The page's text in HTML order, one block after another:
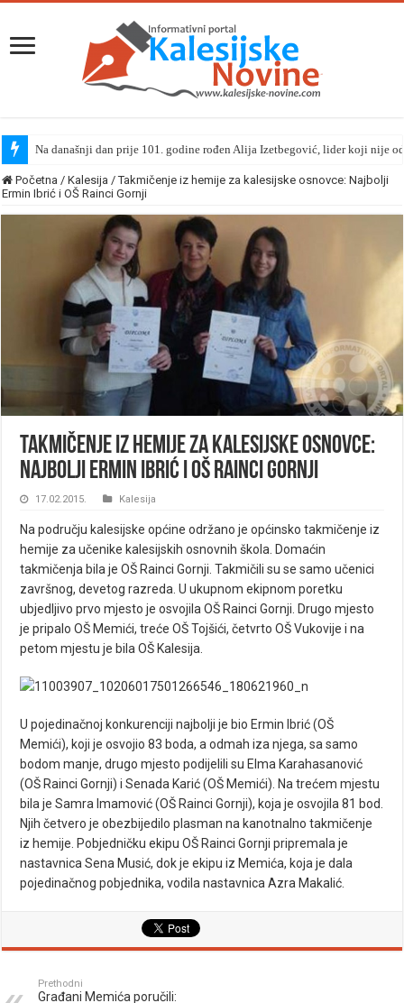
Na današnji dan prije 101. godine rođen Alija Izetbegović, lider koji nije
Početna / Kalesija / Takmičenje iz hemije za kalesijske osnovce: Najbolji
Ermin Ibrić i OŠ Rainci Gornji
Takmičenje iz hemije za kalesijske osnovce:
Najbolji Ermin Ibrić i OŠ Rainci Gornji
17.02.2015. Kalesija
Na području kalesijske općine održano je općinsko takmičenje iz
hemije za učenike kalesijskih osnovnih škola. Domaćin
takmičenja bila je OŠ Rainci Gornji. Takmičili su se samo učenici
završnog, devetog razreda. U ukupnom ekipnom poretku
ubjedljivo prvo mjesto je osvojila OŠ Rainci Gornji. Drugo mjesto
je pripalo OŠ Memići, treće OŠ Tojšići, četvrto OŠ Vukovije i na
petom mjestu je bila OŠ Kalesija.
U pojedinačnoj konkurenciji najbolji je bio Ermin Ibrić (OŠ
Memići), koji je osvojio 83 boda, a odmah iza njega, sa samo
bodom manje, drugo mjesto podijelili su Elma Karahasanović
(OŠ Rainci Gornji) i Senada Karić (OŠ Memići). Na trećem mjestu
bila je Samra Imamović (OŠ Rainci Gornji), koja je osvojila 81 bod.
Njih četvero je obezbijedilo plasman na kanotnalno takmičenje
iz hemije. Pobjedničku ekipu OŠ Rainci Gornji pripremala je
nastavnica Sena Musić, dok je ekipu iz Memića, koja je dala
pojedinačnog pobjednika, vodila nastavnica Azra Makalić.
Prethodni
Građani Memića poručili: